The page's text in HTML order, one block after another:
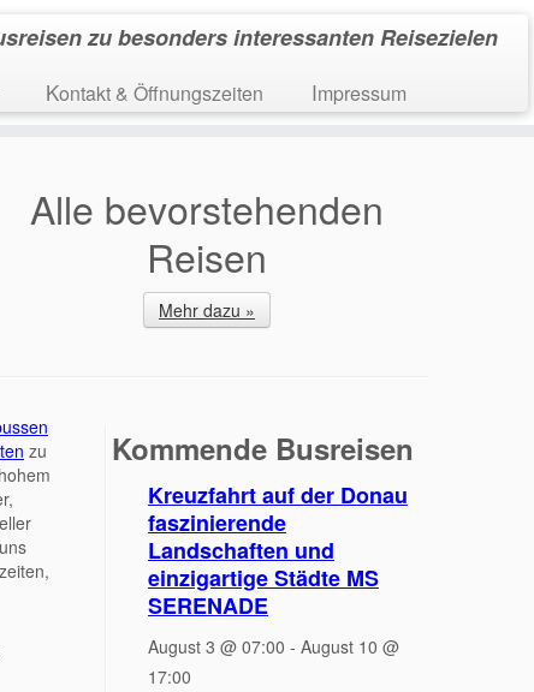
zu besonders interessanten Reisezielen
Kontakt & Öffnungszeiten Impressum
Alle bevorstehenden
Reisen
Mehr dazu »
zu
Kommende Busreisen
Kreuzfahrt auf der Donau
faszinierende
Landschaften und
einzigartige Städte MS
SERENADE
August 3 @ 07:00 - August 10 @
17:00